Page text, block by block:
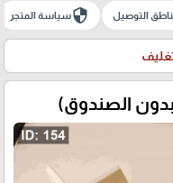
التوصيل securityسياسة المتجر
الصندوق)